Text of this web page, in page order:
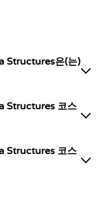
Structures은(는)
Structures 코스
Structures 코스